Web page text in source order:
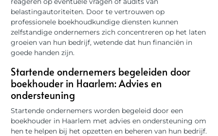
belastingautoriteiten. Door te vertrouwen op
professionele boekhoudkundige diensten kunnen
zelfstandige ondernemers zich concentreren op het laten
groeien van hun bedrijf, wetende dat hun financiën in
goede handen zijn.
Startende ondernemers begeleiden door
boekhouder in Haarlem: Advies en
ondersteuning
Startende ondernemers worden begeleid door een
boekhouder in Haarlem met advies en ondersteuning om
hen te helpen bij het opzetten en beheren van hun bedrijf.